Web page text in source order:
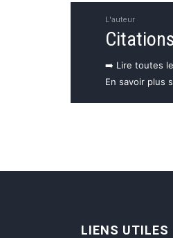
L'auteur
➡️ Lire toutes
En savoir plus
LIENS UTILES